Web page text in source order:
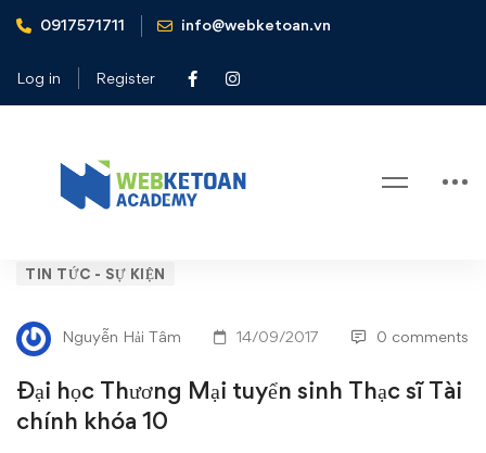
0917571711 info@webketoan.vn
Log in Register
Home
Tin tức - Sự kiện
Đại
học
Thương
Mại
TIN TỨC - SỰ KIỆN
Nguyễn Hải Tâm 14/09/2017 0 comments
Đại học Thương Mại tuyển sinh Thạc sĩ Tài
chính khóa 10